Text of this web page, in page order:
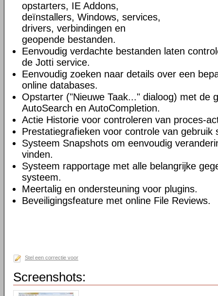
opstarters, IE Addons,
deïnstallers, Windows, services,
drivers, verbindingen en
geopende bestanden.
Eenvoudig verdachte bestanden laten
de Jotti service.
Eenvoudig zoeken naar details over een
online databases.
Opstarter ("Nieuwe Taak..." dialoog) met de
AutoSearch en AutoCompletion.
Actie Historie voor controleren van proces-
Prestatiegrafieken voor controle van gebruik
Systeem Snapshots om eenvoudig
vinden.
Systeem rapportage met alle belangrijke
systeem.
Meertalig en ondersteuning voor plugins.
Beveiligingsfeature met online File Reviews.
Stel een correctie voor
Screenshots: